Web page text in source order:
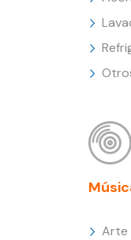
Arte